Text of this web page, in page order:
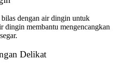
dengan air dingin untuk
membantu mengencangkan
Delikat